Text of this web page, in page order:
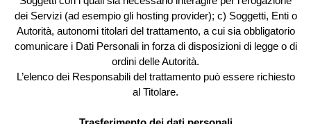
dei Servizi (ad esempio gli hosting provider); c) Soggetti, Enti o
Autorità, autonomi titolari del trattamento, a cui sia obbligatorio
comunicare i Dati Personali in forza di disposizioni di legge o di
ordini delle Autorità.
L’elenco dei Responsabili del trattamento può essere richiesto
al Titolare.